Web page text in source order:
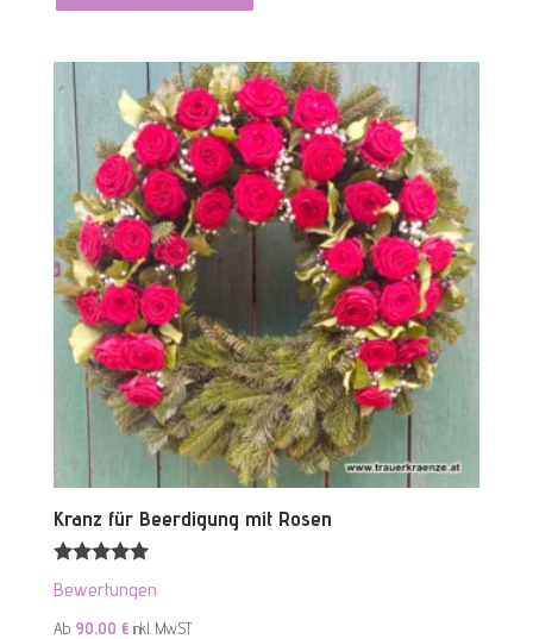
Kranz für Beerdigung mit Rosen
5.00
Bewertungen
Ab 90,00 € inkl. MwST